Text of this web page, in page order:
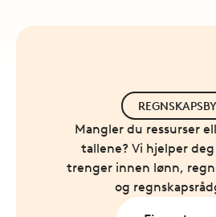
Mangler du ressurser
tallene? Vi hjelper
trenger innen lønn,
og